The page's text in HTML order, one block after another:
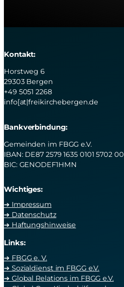
Kontakt:
Horstweg 6
29303 Bergen
+49 5051 2268
info[at|freikirchebergen.de
Bankverbindung:
Gemeinden im FBGG e.V.
IBAN: DE87 2579 1635 0101 5702 00
BIC: GENODEF1HMN
Wichtiges:
➔ Impressum
➔ Datenschutz
➔ Haftungshinweise
Links:
➔ FBGG e. V.
➔ Sozialdienst im FBGG e.V.
➔ Global Relations im FBGG e.V.